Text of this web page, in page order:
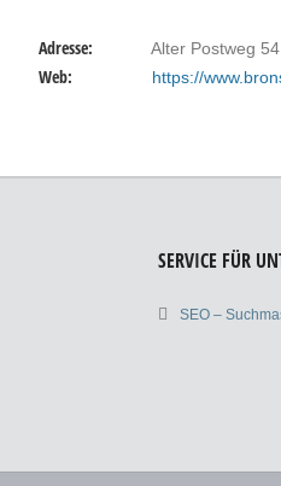
Adresse: Alter Postweg
Web: https://
SERVICE FÜR
SEO –